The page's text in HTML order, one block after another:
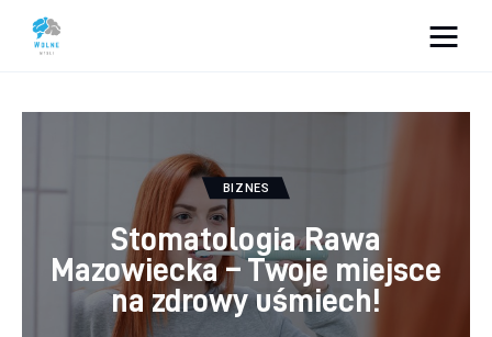
Biznes
Dom i ogród
Uroda
BIZNES
Stomatologia Rawa
Mazowiecka – Twoje miejsce
na zdrowy uśmiech!